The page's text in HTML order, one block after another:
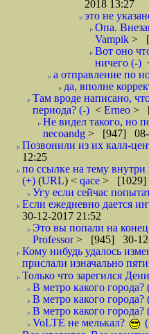
2018 13:27
это не
Опа.
Vampik >
Вот оно
ничего (-)
а отправление по
да, вполне
Там вроде написано,
периода? (-) < Erneo >
Не видел такого, но
necoandg > [947] 08-
Позвонили из их калл-
12:25
по ссылке на тему внутри
(+) (URL) < qace > [1029]
Угу если сейчас
Если ежедневно дается
30-12-2017 21:52
Это вы попали на конец
Professor> [945] 30-12-
Кому нибудь удалось
прислали изначально
Только что зарегился
В метро какого города?
В метро какого города?
В метро какого города?
VoLTE не мелькал?